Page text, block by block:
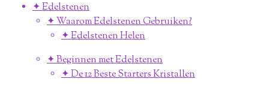
✦ Edelstenen
✦ Waarom Edelstenen Gebruiken?
✦ Edelstenen Helen
✦ Beginnen met Edelstenen
✦ De 12 Beste Starters Kristallen